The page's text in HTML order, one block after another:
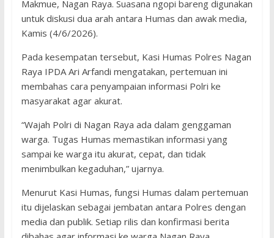
Makmue, Nagan Raya. Suasana ngopi bareng digunakan
untuk diskusi dua arah antara Humas dan awak media,
Kamis (4/6/2026).
Pada kesempatan tersebut, Kasi Humas Polres Nagan
Raya IPDA Ari Arfandi mengatakan, pertemuan ini
membahas cara penyampaian informasi Polri ke
masyarakat agar akurat.
“Wajah Polri di Nagan Raya ada dalam genggaman
warga. Tugas Humas memastikan informasi yang
sampai ke warga itu akurat, cepat, dan tidak
menimbulkan kegaduhan,” ujarnya.
Menurut Kasi Humas, fungsi Humas dalam pertemuan
itu dijelaskan sebagai jembatan antara Polres dengan
media dan publik. Setiap rilis dan konfirmasi berita